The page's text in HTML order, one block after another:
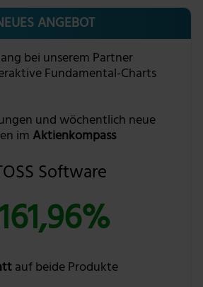
ANGEBOT
bei unserem Partner
Fundamental-Charts
und wöchentlich neue
im Aktienkompass
Software
auf beide Produkte